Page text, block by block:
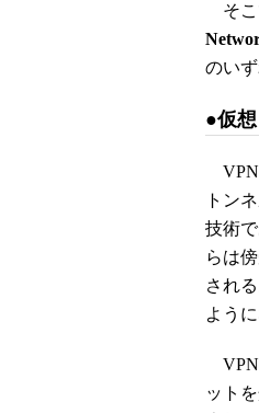
そこ
のい
●仮
VPN
トン
技術
らは
され
よう
VPN
ット